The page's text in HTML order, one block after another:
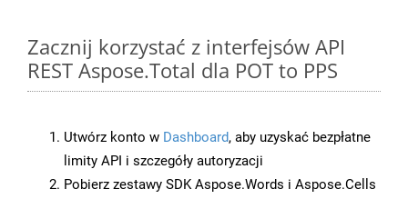
Zacznij korzystać z interfejsów API
REST Aspose.Total dla POT to PPS
Utwórz konto w Dashboard, aby uzyskać bezpłatne
limity API i szczegóły autoryzacji
Pobierz zestawy SDK Aspose.Words i Aspose.Cells